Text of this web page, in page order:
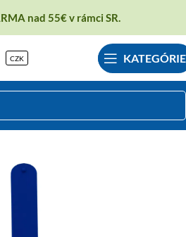
nad 55€ v rámci SR.
CZK KATEGÓRIE